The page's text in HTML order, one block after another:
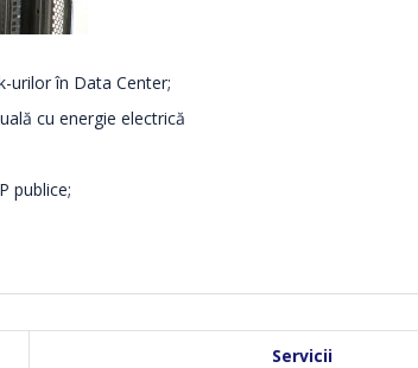
urilor în Data Center;
cu energie electrică
publice;
Servicii